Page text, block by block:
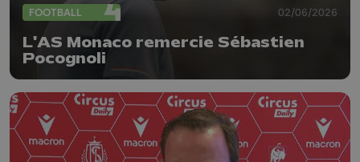
FOOTBALL 02/06/2026
L'AS Monaco remercie Sébastien
Pocognoli